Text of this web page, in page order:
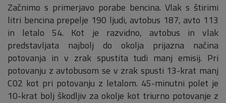
Začnimo s primerjavo porabe bencina. Vlak s štirimi
litri bencina prepelje 190 ljudi, avtobus 187, avto 113
in letalo 54. Kot je razvidno, avtobus in vlak
predstavljata najbolj do okolja prijazna načina
potovanja in v zrak spustita tudi manj emisij. Pri
potovanju z avtobusom se v zrak spusti 13-krat manj
C02 kot pri potovanju z letalom. 45-minutni polet je
10-krat bolj škodljiv za okolje kot triurno potovanje z